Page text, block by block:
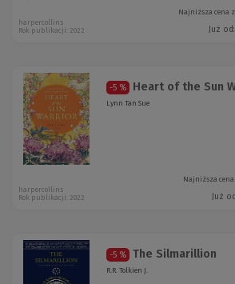
Najniższa cena
Już od:
harpercollins
Rok publikacji: 2022
-5 % Heart of the Sun
Lynn Tan Sue
Najniższa
Już
harpercollins
Rok publikacji: 2022
-5 % The Silmarillion
R.R. Tolkien J.